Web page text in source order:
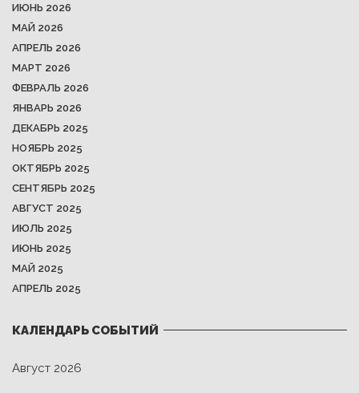
ИЮНЬ 2026
МАЙ 2026
АПРЕЛЬ 2026
МАРТ 2026
ФЕВРАЛЬ 2026
ЯНВАРЬ 2026
ДЕКАБРЬ 2025
НОЯБРЬ 2025
ОКТЯБРЬ 2025
СЕНТЯБРЬ 2025
АВГУСТ 2025
ИЮЛЬ 2025
ИЮНЬ 2025
МАЙ 2025
АПРЕЛЬ 2025
КАЛЕНДАРЬ СОБЫТИЙ
Август 2026